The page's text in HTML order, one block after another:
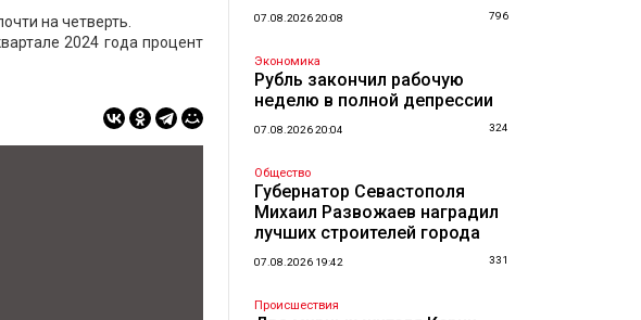
на четверть.
2024 года процент
07.08.2026 20:08 796
Экономика
Рубль закончил рабочую
неделю в полной депрессии
07.08.2026 20:04 324
Общество
Губернатор Севастополя
Михаил Развожаев наградил
лучших строителей города
07.08.2026 19:42 331
Происшествия